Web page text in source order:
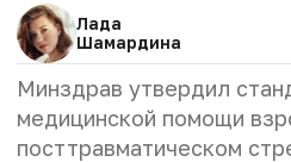
Лада
Шамардина
Минздрав утвердил
медицинской помощи
посттравматическом